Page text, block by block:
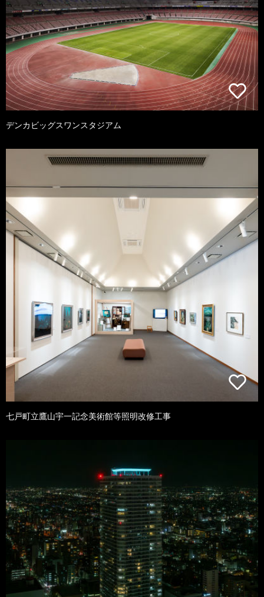
デンカビッグスワンスタジアム
七戸町立鷹山宇一記念美術館等照明改修工事